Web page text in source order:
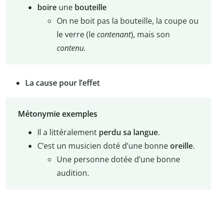
boire unebouteille
On ne boit pas la bouteille, la coupe ou
le verre (lecontenant), mais son
contenu.
La cause pour l’effet
Métonymie exemples
Il a littéralement perdu sa langue.
C’est un musicien doté d’une bonneoreille.
Une personne dotée d’une bonne
audition.